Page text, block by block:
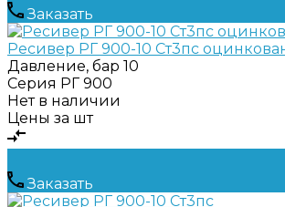
Заказать
Ресивер РГ 900-10 Ст3пс
Давление, бар 10
Серия РГ 900
Нет в наличии
Цены за шт
Заказать